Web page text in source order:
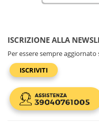
ISCRIZIONE ALLA
Per essere sempre
ISCRIVITI